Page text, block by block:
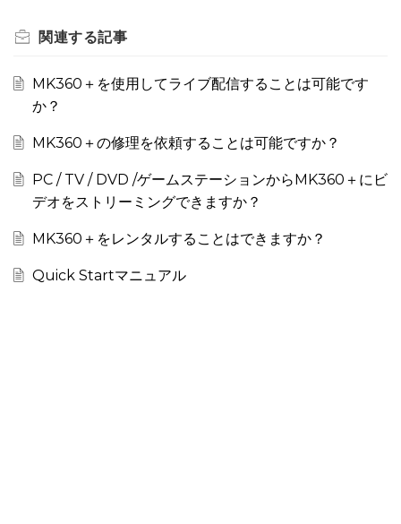
関連する記事
MK360＋を使用してライブ配信することは可能です
か？
MK360＋の修理を依頼することは可能ですか？
PC / TV / DVD /ゲームステーションからMK360＋にビ
デオをストリーミングできますか？
MK360＋をレンタルすることはできますか？
Quick Startマニュアル